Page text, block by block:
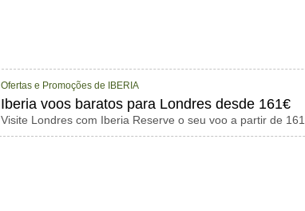
Ofertas e Promoções de IBERIA
Iberia voos baratos para Londres desde 161€
Visite Londres com Iberia Reserve o seu voo a partir de